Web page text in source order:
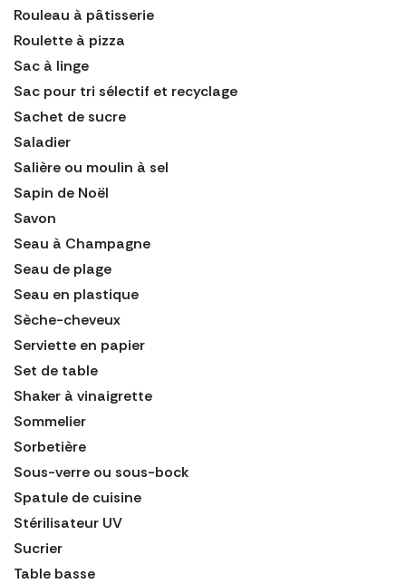
Rouleau à pâtisserie
Roulette à pizza
Sac à linge
Sac pour tri sélectif et recyclage
Sachet de sucre
Saladier
Salière ou moulin à sel
Sapin de Noël
Savon
Seau à Champagne
Seau de plage
Seau en plastique
Sèche-cheveux
Serviette en papier
Set de table
Shaker à vinaigrette
Sommelier
Sorbetière
Sous-verre ou sous-bock
Spatule de cuisine
Stérilisateur UV
Sucrier
Table basse